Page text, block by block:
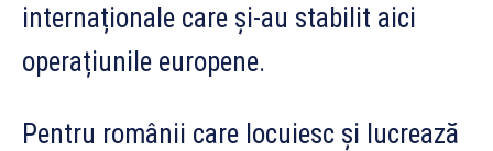
internaționale care și-au stabilit aici
operațiunile europene.
Pentru românii care locuiesc și lucrează